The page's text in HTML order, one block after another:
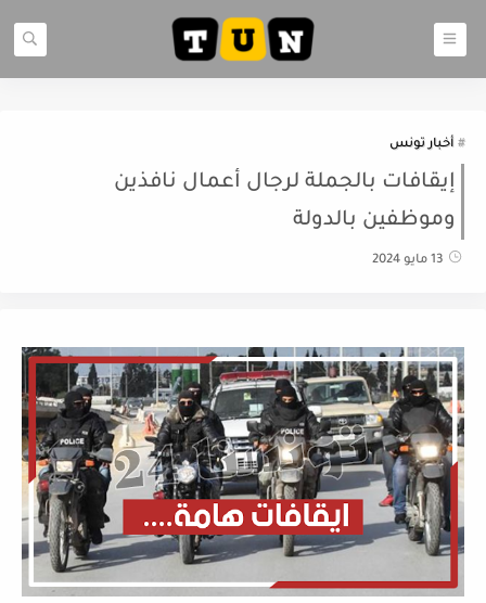
أخبار تونس
إيقافات بالجملة لرجال أعمال نافذين
وموظفين بالدولة
13 مايو 2024